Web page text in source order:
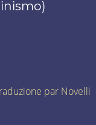
par Novelli